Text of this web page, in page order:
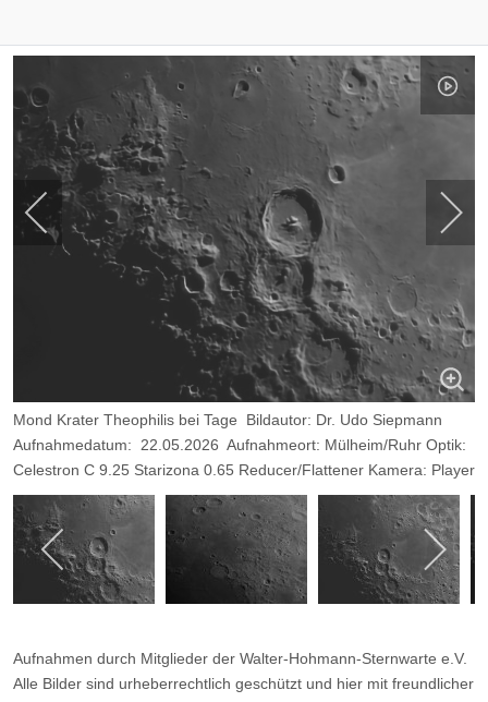
Mond Krater Theophilis bei Tage Bildautor: Dr. Udo Siepmann
Aufnahmedatum: 22.05.2026 Aufnahmeort: Mülheim/Ruhr Optik:
Celestron C 9.25 Starizona 0.65 Reducer/Flattener Kamera: Player
One Mars II M IR Passfilter Belichtung: 2000 Frames, davon 9 %.
Aufnahmen durch Mitglieder der Walter-Hohmann-Sternwarte e.V.
Alle Bilder sind urheberrechtlich geschützt und hier mit freundlicher